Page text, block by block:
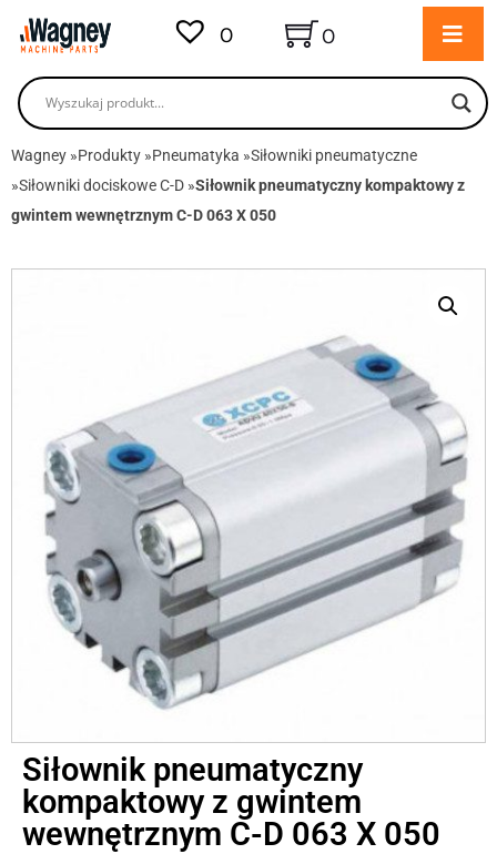
0 0
Wagney »Produkty »Pneumatyka »Siłowniki pneumatyczne
»Siłowniki dociskowe C-D »Siłownik pneumatyczny kompaktowy z
gwintem wewnętrznym C-D 063 X 050
Siłownik pneumatyczny
kompaktowy z gwintem
wewnętrznym C-D 063 X 050